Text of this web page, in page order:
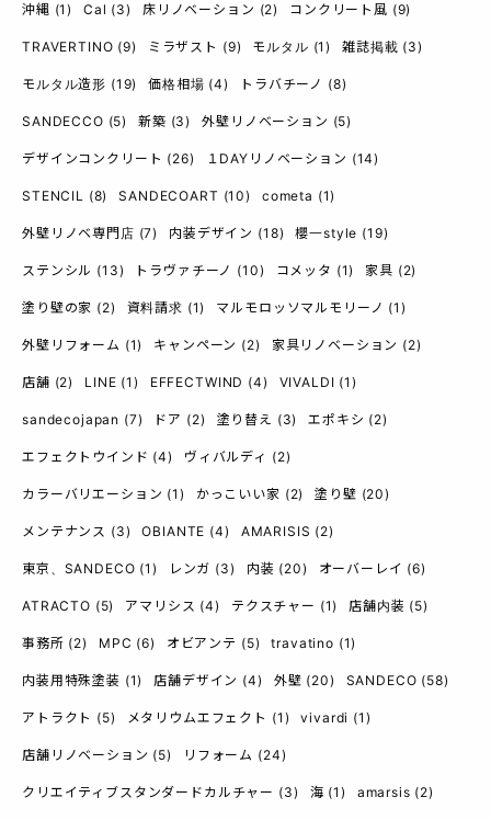
沖縄 (1) Cal (3) 床リノベーション (2) コンクリート風 (9)
TRAVERTINO (9) ミラザスト (9) モルタル (1) 雑誌掲載 (3)
モルタル造形 (19) 価格相場 (4) トラバチーノ (8)
SANDECCO (5) 新築 (3) 外壁リノベーション (5)
デザインコンクリート (26) １DAYリノベーション (14)
STENCIL (8) SANDECOART (10) cometa (1)
外壁リノベ専門店 (7) 内装デザイン (18) 櫻一style (19)
ステンシル (13) トラヴァチーノ (10) コメッタ (1) 家具 (2)
塗り壁の家 (2) 資料請求 (1) マルモロッソマルモリーノ (1)
外壁リフォーム (1) キャンペーン (2) 家具リノベーション (2)
店舗 (2) LINE (1) EFFECTWIND (4) VIVALDI (1)
sandecojapan (7) ドア (2) 塗り替え (3) エポキシ (2)
エフェクトウインド (4) ヴィバルディ (2)
カラーバリエーション (1) かっこいい家 (2) 塗り壁 (20)
メンテナンス (3) OBIANTE (4) AMARISIS (2)
東京、SANDECO (1) レンガ (3) 内装 (20) オーバーレイ (6)
ATRACTO (5) アマリシス (4) テクスチャー (1) 店舗内装 (5)
事務所 (2) MPC (6) オビアンテ (5) travatino (1)
内装用特殊塗装 (1) 店舗デザイン (4) 外壁 (20) SANDECO (58)
アトラクト (5) メタリウムエフェクト (1) vivardi (1)
店舗リノベーション (5) リフォーム (24)
クリエイティブスタンダードカルチャー (3) 海 (1) amarsis (2)